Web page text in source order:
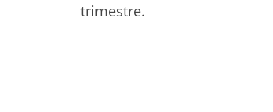
trimestre.